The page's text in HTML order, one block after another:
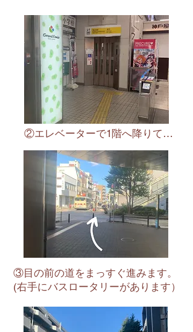
②エレベーターで1階へ降りて…
③目の前の道をまっすぐ進みます。
​(右手にバスロータリーがあります）